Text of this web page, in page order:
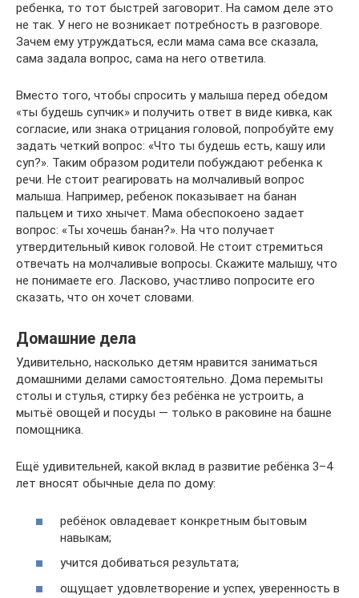
ребенка, то тот быстрей заговорит. На самом деле это
не так. У него не возникает потребность в разговоре.
Зачем ему утруждаться, если мама сама все сказала,
сама задала вопрос, сама на него ответила.
Вместо того, чтобы спросить у малыша перед обедом
«ты будешь супчик» и получить ответ в виде кивка, как
согласие, или знака отрицания головой, попробуйте ему
задать четкий вопрос: «Что ты будешь есть, кашу или
суп?». Таким образом родители побуждают ребенка к
речи. Не стоит реагировать на молчаливый вопрос
малыша. Например, ребенок показывает на банан
пальцем и тихо хнычет. Мама обеспокоено задает
вопрос: «Ты хочешь банан?». На что получает
утвердительный кивок головой. Не стоит стремиться
отвечать на молчаливые вопросы. Скажите малышу, что
не понимаете его. Ласково, участливо попросите его
сказать, что он хочет словами.
Домашние дела
Удивительно, насколько детям нравится заниматься
домашними делами самостоятельно. Дома перемыты
столы и стулья, стирку без ребёнка не устроить, а
мытьё овощей и посуды — только в раковине на башне
помощника.
Ещё удивительней, какой вклад в развитие ребёнка 3–4
лет вносят обычные дела по дому:
ребёнок овладевает конкретным бытовым
навыкам;
учится добиваться результата;
ощущает удовлетворение и успех, уверенность в